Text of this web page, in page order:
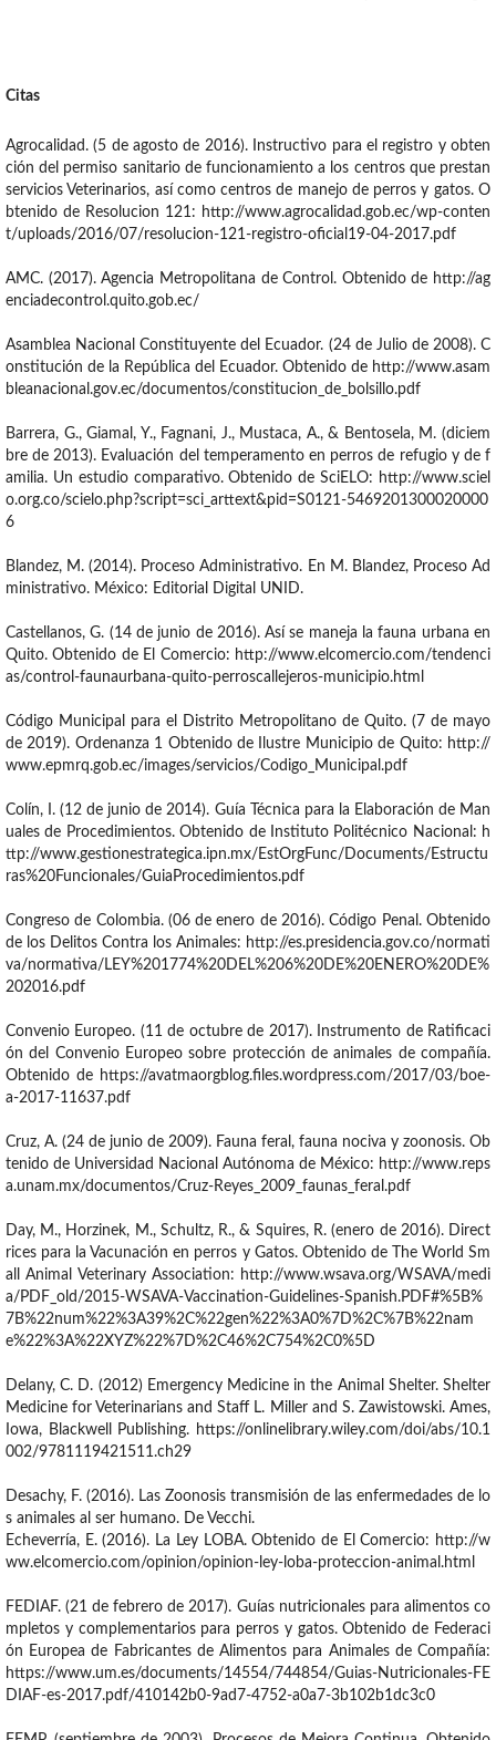
Citas
Agrocalidad. (5 de agosto de 2016). Instructivo para el registro y obten
ción del permiso sanitario de funcionamiento a los centros que prestan
servicios Veterinarios, así como centros de manejo de perros y gatos. O
btenido de Resolucion 121: http://www.agrocalidad.gob.ec/wp-conten
t/uploads/2016/07/resolucion-121-registro-oficial19-04-2017.pdf
AMC. (2017). Agencia Metropolitana de Control. Obtenido de http://ag
enciadecontrol.quito.gob.ec/
Asamblea Nacional Constituyente del Ecuador. (24 de Julio de 2008). C
onstitución de la República del Ecuador. Obtenido de http://www.asam
bleanacional.gov.ec/documentos/constitucion_de_bolsillo.pdf
Barrera, G., Giamal, Y., Fagnani, J., Mustaca, A., & Bentosela, M. (diciem
bre de 2013). Evaluación del temperamento en perros de refugio y de f
amilia. Un estudio comparativo. Obtenido de SciELO: http://www.sciel
o.org.co/scielo.php?script=sci_arttext&pid=S0121-5469201300020000
6
Blandez, M. (2014). Proceso Administrativo. En M. Blandez, Proceso Ad
ministrativo. México: Editorial Digital UNID.
Castellanos, G. (14 de junio de 2016). Así se maneja la fauna urbana en
Quito. Obtenido de El Comercio: http://www.elcomercio.com/tendenci
as/control-faunaurbana-quito-perroscallejeros-municipio.html
Código Municipal para el Distrito Metropolitano de Quito. (7 de mayo
de 2019). Ordenanza 1 Obtenido de Ilustre Municipio de Quito: http://
www.epmrq.gob.ec/images/servicios/Codigo_Municipal.pdf
Colín, I. (12 de junio de 2014). Guía Técnica para la Elaboración de Man
uales de Procedimientos. Obtenido de Instituto Politécnico Nacional: h
ttp://www.gestionestrategica.ipn.mx/EstOrgFunc/Documents/Estructu
ras%20Funcionales/GuiaProcedimientos.pdf
Congreso de Colombia. (06 de enero de 2016). Código Penal. Obtenido
de los Delitos Contra los Animales: http://es.presidencia.gov.co/normati
va/normativa/LEY%201774%20DEL%206%20DE%20ENERO%20DE%
202016.pdf
Convenio Europeo. (11 de octubre de 2017). Instrumento de Ratificaci
ón del Convenio Europeo sobre protección de animales de compañía.
Obtenido de https://avatmaorgblog.files.wordpress.com/2017/03/boe-
a-2017-11637.pdf
Cruz, A. (24 de junio de 2009). Fauna feral, fauna nociva y zoonosis. Ob
tenido de Universidad Nacional Autónoma de México: http://www.reps
a.unam.mx/documentos/Cruz-Reyes_2009_faunas_feral.pdf
Day, M., Horzinek, M., Schultz, R., & Squires, R. (enero de 2016). Direct
rices para la Vacunación en perros y Gatos. Obtenido de The World Sm
all Animal Veterinary Association: http://www.wsava.org/WSAVA/medi
a/PDF_old/2015-WSAVA-Vaccination-Guidelines-Spanish.PDF#%5B%
7B%22num%22%3A39%2C%22gen%22%3A0%7D%2C%7B%22nam
e%22%3A%22XYZ%22%7D%2C46%2C754%2C0%5D
Delany, C. D. (2012) Emergency Medicine in the Animal Shelter. Shelter
Medicine for Veterinarians and Staff L. Miller and S. Zawistowski. Ames,
Iowa, Blackwell Publishing. https://onlinelibrary.wiley.com/doi/abs/10.1
002/9781119421511.ch29
Desachy, F. (2016). Las Zoonosis transmisión de las enfermedades de lo
s animales al ser humano. De Vecchi.
Echeverría, E. (2016). La Ley LOBA. Obtenido de El Comercio: http://w
ww.elcomercio.com/opinion/opinion-ley-loba-proteccion-animal.html
FEDIAF. (21 de febrero de 2017). Guías nutricionales para alimentos co
mpletos y complementarios para perros y gatos. Obtenido de Federaci
ón Europea de Fabricantes de Alimentos para Animales de Compañía:
https://www.um.es/documents/14554/744854/Guias-Nutricionales-FE
DIAF-es-2017.pdf/410142b0-9ad7-4752-a0a7-3b102b1dc3c0